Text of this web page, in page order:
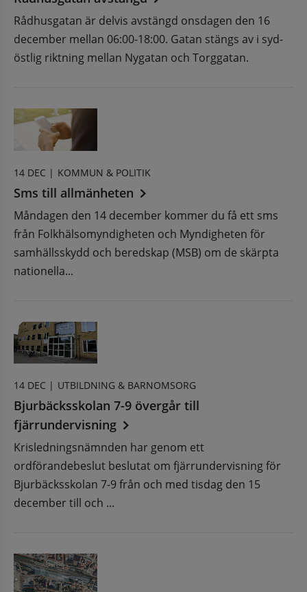
Rådhusgatan är delvis avstängd onsdagen den 16
december mellan 06:00-18:00. Gatan stängs av i syd-
östlig riktning mellan Nygatan och Torggatan.
14 DEC | KOMMUN & POLITIK
Sms till allmänheten
Måndagen den 14 december kommer du få ett sms
från Folkhälsomyndigheten och Myndigheten för
samhällsskydd och beredskap (MSB) om de skärpta
nationella...
14 DEC | UTBILDNING & BARNOMSORG
Bjurbäcksskolan 7-9 övergår till
fjärrundervisning
Krisledningsnämnden har genom ett
ordförandebeslut beslutat om fjärrundervisning för
Bjurbäcksskolan 7-9 från och med tisdag den 15
december till och ...